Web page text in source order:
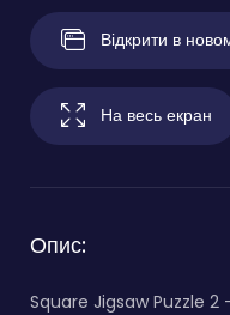
Відкрити в
На весь екран
Опис:
Square Jigsaw Puzzle 2